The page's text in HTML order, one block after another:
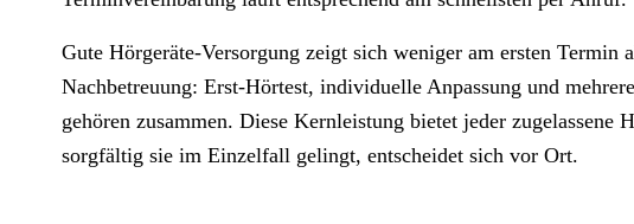
Gute Hörgeräte-Versorgung zeigt sich weniger am ersten Termin
Nachbetreuung: Erst-Hörtest, individuelle Anpassung und
gehören zusammen. Diese Kernleistung bietet jeder zugelassene
sorgfältig sie im Einzelfall gelingt, entscheidet sich vor Ort.